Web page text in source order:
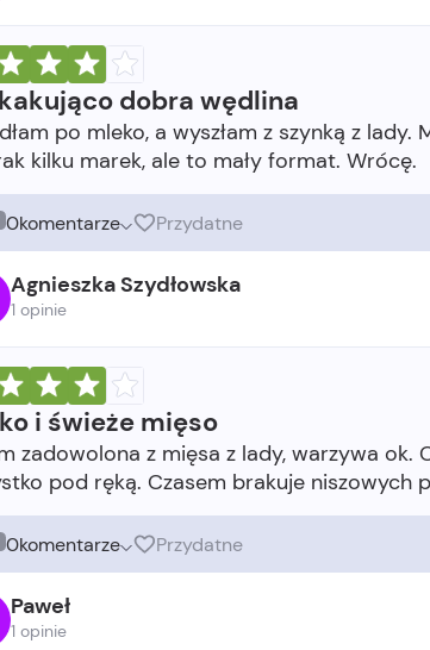
dobra wędlina
po mleko, a wyszłam z szynką z lady.
0komentarze Przydatne
Agnieszka Szydłowska
1 opinie
i świeże mięso
zadowolona z mięsa z lady, warzywa
0komentarze Przydatne
Paweł
1 opinie